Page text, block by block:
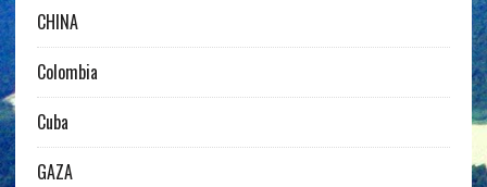
CHINA
Colombia
Cuba
GAZA